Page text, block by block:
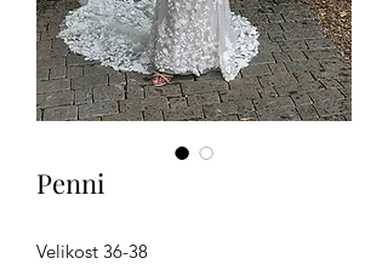
Penni
Velikost 36-38